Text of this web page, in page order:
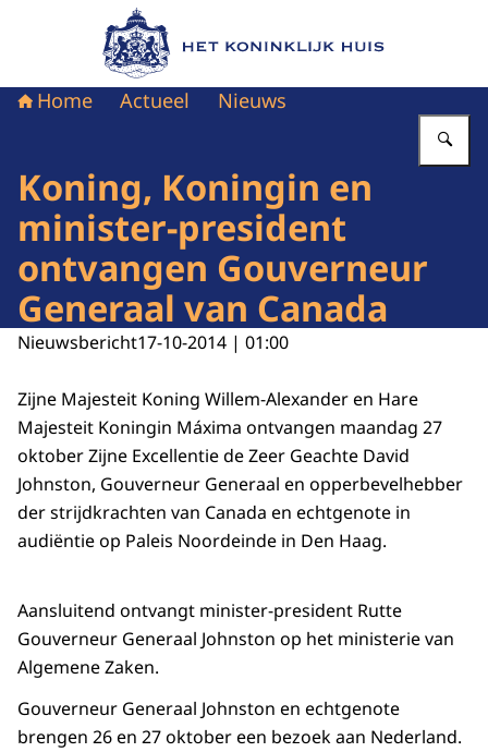
Naar de homepage van Het Koninklijk Huis
Home Actueel Nieuws
Koning, Koningin en
minister-president
ontvangen Gouverneur
Generaal van Canada
Nieuwsbericht17-10-2014 | 01:00
Zijne Majesteit Koning Willem-Alexander en Hare
Majesteit Koningin Máxima ontvangen maandag 27
oktober Zijne Excellentie de Zeer Geachte David
Johnston, Gouverneur Generaal en opperbevelhebber
der strijdkrachten van Canada en echtgenote in
audiëntie op Paleis Noordeinde in Den Haag.
Aansluitend ontvangt minister-president Rutte
Gouverneur Generaal Johnston op het ministerie van
Algemene Zaken.
Gouverneur Generaal Johnston en echtgenote
brengen 26 en 27 oktober een bezoek aan Nederland.